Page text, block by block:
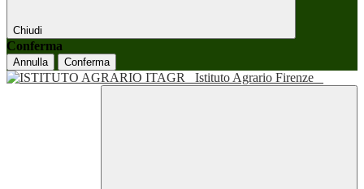
Chiudi
Conferma
Annulla Conferma
Istituto Agrario Firenze